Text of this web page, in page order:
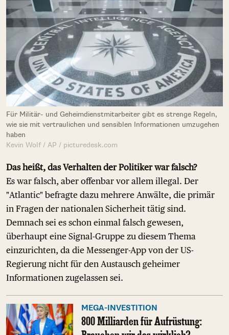
Für Militär- und Geheimdienstmitarbeiter gibt es strenge Regeln,
wie sie mit vertraulichen und sensiblen Informationen umzugehen
haben
Kevin Wolf / AP / picturedesk.com
Das heißt, das Verhalten der Politiker war falsch?
Es war falsch, aber offenbar vor allem illegal. Der
"Atlantic" befragte dazu mehrere Anwälte, die primär
in Fragen der nationalen Sicherheit tätig sind.
Demnach sei es schon einmal falsch gewesen,
überhaupt eine Signal-Gruppe zu diesem Thema
einzurichten, da die Messenger-App von der US-
Regierung nicht für den Austausch geheimer
Informationen zugelassen sei.
MEGA-INVESTITION
800 Milliarden für Aufrüstung: